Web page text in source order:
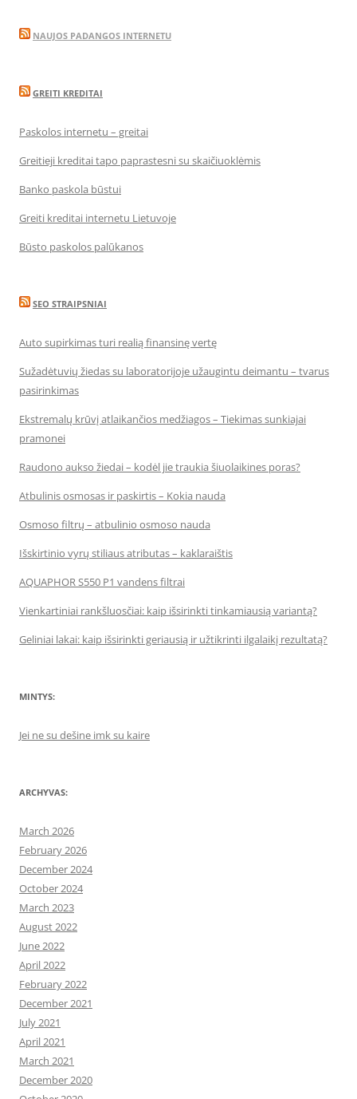
NAUJOS PADANGOS INTERNETU
GREITI KREDITAI
Paskolos internetu – greitai
Greitieji kreditai tapo paprastesni su skaičiuoklėmis
Banko paskola būstui
Greiti kreditai internetu Lietuvoje
Būsto paskolos palūkanos
SEO STRAIPSNIAI
Auto supirkimas turi realią finansinę vertę
Sužadėtuvių žiedas su laboratorijoje užaugintu deimantu – tvarus
pasirinkimas
Ekstremalų krūvį atlaikančios medžiagos – Tiekimas sunkiajai
pramonei
Raudono aukso žiedai – kodėl jie traukia šiuolaikines poras?
Atbulinis osmosas ir paskirtis – Kokia nauda
Osmoso filtrų – atbulinio osmoso nauda
Išskirtinio vyrų stiliaus atributas – kaklaraištis
AQUAPHOR S550 P1 vandens filtrai
Vienkartiniai rankšluosčiai: kaip išsirinkti tinkamiausią variantą?
Geliniai lakai: kaip išsirinkti geriausią ir užtikrinti ilgalaikį rezultatą?
MINTYS:
Jei ne su dešine imk su kaire
ARCHYVAS:
March 2026
February 2026
December 2024
October 2024
March 2023
August 2022
June 2022
April 2022
February 2022
December 2021
July 2021
April 2021
March 2021
December 2020